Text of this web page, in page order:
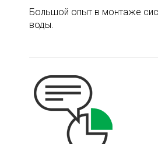
Большой опыт в монтаже
воды.